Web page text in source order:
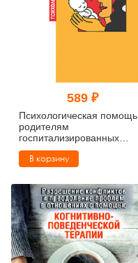
589 ₽
Психологическая помощь
родителям
госпитализированных
новорожденных: учебное
пособие
В корзину